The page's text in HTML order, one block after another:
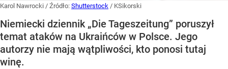
Karol Nawrocki / Źródło: Shutterstock / KSikorski
Niemiecki dziennik „Die Tageszeitung” poruszył
temat ataków na Ukraińców w Polsce. Jego
autorzy nie mają wątpliwości, kto ponosi tutaj
winę.